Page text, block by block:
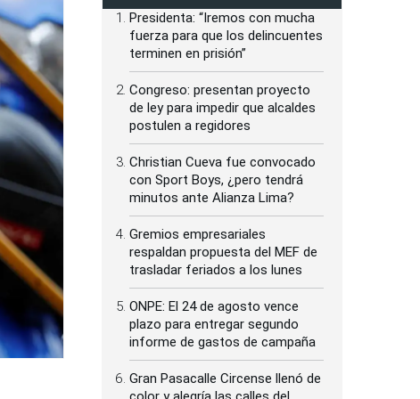
Presidenta: “Iremos con mucha
fuerza para que los delincuentes
terminen en prisión”
Congreso: presentan proyecto
de ley para impedir que alcaldes
postulen a regidores
Christian Cueva fue convocado
con Sport Boys, ¿pero tendrá
minutos ante Alianza Lima?
Gremios empresariales
respaldan propuesta del MEF de
trasladar feriados a los lunes
ONPE: El 24 de agosto vence
plazo para entregar segundo
informe de gastos de campaña
Gran Pasacalle Circense llenó de